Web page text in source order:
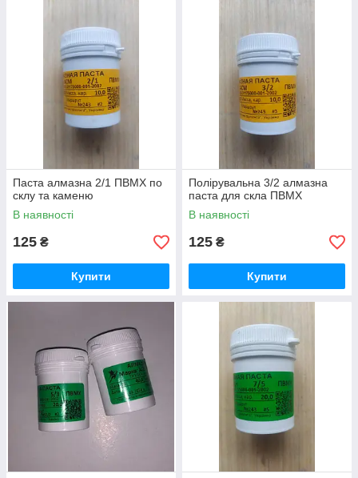
Паста алмазна 2/1 ПВМХ по
склу та каменю
В наявності
125 ₴
Купити
Полірувальна 3/2 алмазна
паста для скла ПВМХ
В наявності
125 ₴
Купити